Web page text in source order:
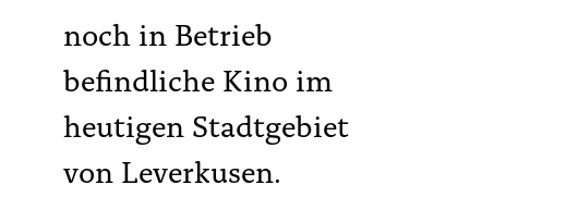
noch in Betrieb
befindliche Kino im
heutigen Stadtgebiet
von Leverkusen.